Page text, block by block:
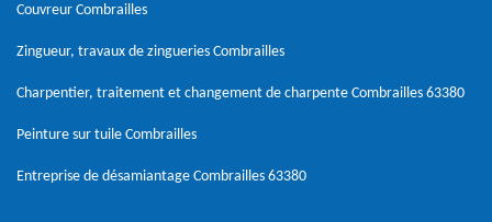
Couvreur Combrailles
Zingueur, travaux de zingueries Combrailles
Charpentier, traitement et changement de charpente Combrailles 63380
Peinture sur tuile Combrailles
Entreprise de désamiantage Combrailles 63380